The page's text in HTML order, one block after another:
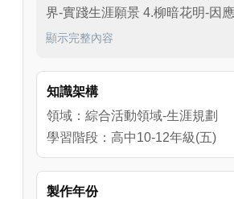
界-實踐生涯願景 4.柳暗花明-因
備升級-經營自我管理。
顯示完整內容
知識架構
領域：綜合活動領域-生涯規劃
學習階段：高中10-12年級(五)
製作年份